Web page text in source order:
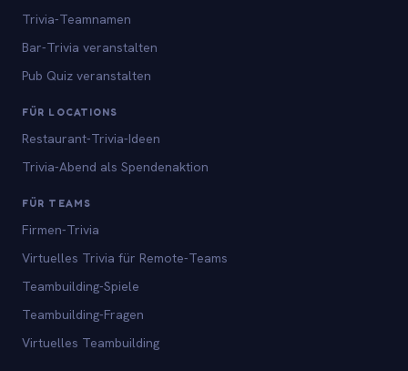
Trivia-Teamnamen
Bar-Trivia veranstalten
Pub Quiz veranstalten
FÜR LOCATIONS
Restaurant-Trivia-Ideen
Trivia-Abend als Spendenaktion
FÜR TEAMS
Firmen-Trivia
Virtuelles Trivia für Remote-Teams
Teambuilding-Spiele
Teambuilding-Fragen
Virtuelles Teambuilding